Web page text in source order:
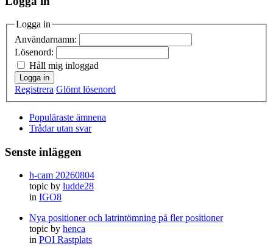
Logga in
Användarnamn:
Lösenord:
Håll mig inloggad
Logga in
Registrera Glömt lösenord
Populäraste ämnena
Trådar utan svar
Senste inläggen
h-cam 20260804
topic by ludde28
in IGO8
Nya positioner och latrintömning på fler positioner
topic by henca
in POI Rastplats